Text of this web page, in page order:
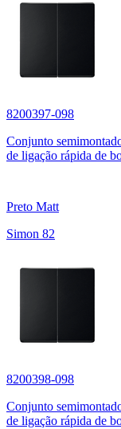
8200397-098
Conjunto
de ligação rápida de
Preto Matt
Simon 82
8200398-098
Conjunto
de ligação rápida de